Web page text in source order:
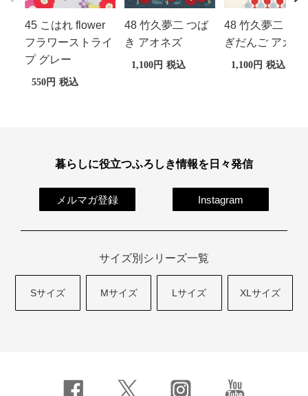
45 こはれ flower
フラワーストライ
プ グレー
550 税込
48 竹久夢二 つば
き アオネズ
1,100 税込
48 竹久夢二 つな
ぎだんご アカ
1,100 税込
暮らしに役立つふろしき情報を日々発信
メルマガ登録 Instagram
サイズ別シリーズ一覧
Sサイズ Mサイズ Lサイズ XLサイズ